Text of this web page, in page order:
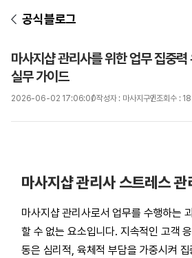
공식블로그
마사지샵 관리사를 위한 업무 집중
실무 가이드
2026-06-02 17:06:00작성자 : 마사지구인조회수 :
마사지샵 관리사 스트레스 관
마사지샵 관리사로서 업무를 수행하는
할 수 없는 요소입니다. 지속적인 고객
동은 심리적, 육체적 부담을 가중시켜